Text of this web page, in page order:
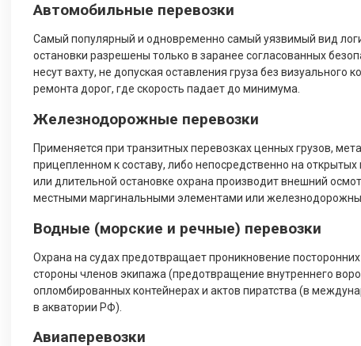
Автомобильные перевозки
Самый популярный и одновременно самый уязвимый вид
остановки разрешены только в заранее согласованных
несут вахту, не допуская оставления груза без
ремонта дорог, где скорость падает до минимума.
Железнодорожные перевозки
Применяется при транзитных перевозках ценных грузов,
прицепленном к составу, либо непосредственно на
или длительной остановке охрана производит внешний
местными маргинальными элементами или
Водные (морские и речные) перевозки
Охрана на судах предотвращает проникновение
стороны членов экипажа (предотвращение внутреннего
опломбированных контейнерах и актов пиратства (в
в акватории РФ).
Авиаперевозки